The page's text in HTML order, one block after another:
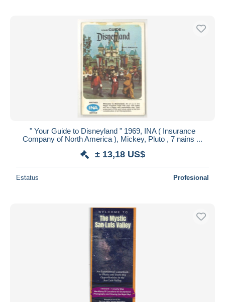
" Your Guide to Disneyland " 1969, INA ( Insurance
Company of North America ), Mickey, Pluto , 7 nains ...
± 13,18 US$
Estatus Profesional